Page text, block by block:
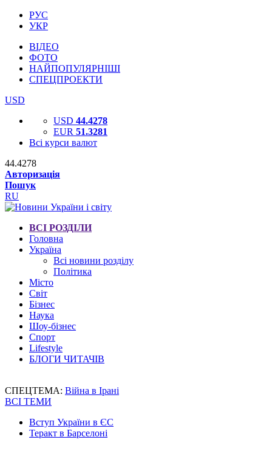
РУС
УКР
ВІДЕО
ФОТО
НАЙПОПУЛЯРНІШІ
СПЕЦПРОЕКТИ
USD
USD 44.4278
EUR 51.3281
Всі курси валют
44.4278
Авторизація
Пошук
RU
ВСІ РОЗДІЛИ
Головна
Україна
Всі новини розділу
Політика
Місто
Світ
Бізнес
Наука
Шоу-бізнес
Спорт
Lifestyle
БЛОГИ ЧИТАЧІВ
СПЕЦТЕМА: Війна в Ірані
ВСІ ТЕМИ
Вступ України в ЄС
Теракт в Барселоні